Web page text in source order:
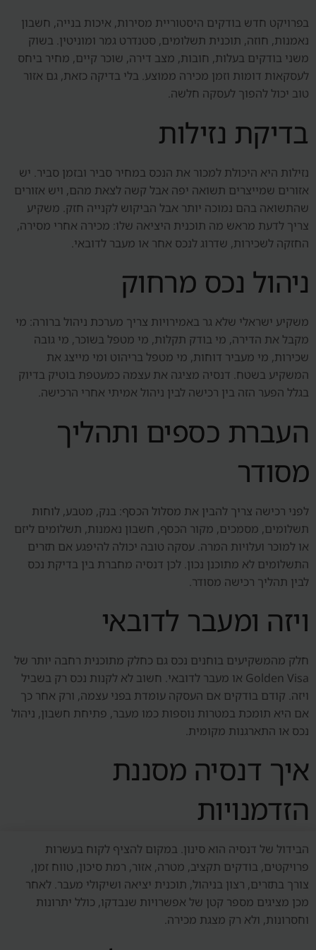
בפרויקט חדש בודקים היסטוריית מסירות, איכות בנייה, חשבון
נאמנות, חוזה, תוכנית תשלומים, סטנדרט גמר ומוניטין. בשוק
משני בודקים בעלות, חובות, מצב דירה, שוכר קיים, מחיר ביחס
לעסקאות דומות וזמן מכירה ממוצע. בלי בדיקה כזאת, גם אזור
טוב יכול להפוך לעסקה חלשה.
בדיקת נזילות
נזילות היא היכולת למכור את הנכס במחיר סביר ובזמן סביר. יש
אזורים שמייצרים תשואה יפה אבל קשה לצאת מהם, ויש אזורים
שהתשואה בהם נמוכה יותר אבל הביקוש לקנייה חזק. משקיע
צריך לדעת מראש מה תוכנית היציאה שלו: מכירה אחרי מסירה,
החזקה לשכירות, שדרוג לנכס אחר או מעבר לדובאי.
ניהול נכס מרחוק
משקיע ישראלי שלא גר באמירויות צריך מערכת ניהול ברורה: מי
מקבל את הדירה, מי בודק תקלות, מי מטפל בשוכר, מי גובה
שכירות, מי מעביר דוחות, מי מטפל בריהוט ומי מייצג את
המשקיע בשטח. דנסיה מציגה את עצמה כמעטפת בוטיק בדיוק
בגלל הפער הזה בין רכישה לבין ניהול אמיתי אחרי הרכישה.
העברת כספים ותהליך
מסודר
לפני רכישה צריך להבין את מסלול הכסף: בנק, מטבע, לוחות
תשלומים, מסמכים, מקור הכסף, חשבון נאמנות, תשלומים ליזם
או למוכר ועלויות המרה. עסקה טובה יכולה להיפגע אם תזרים
התשלומים לא מתוכנן נכון. לכן דנסיה מחברת בין בדיקת נכס
לבין תהליך רכישה מסודר.
ויזה ומעבר לדובאי
חלק מהמשקיעים בוחנים נכס גם כחלק מתוכנית רחבה יותר של
Golden Visa או מעבר לדובאי. חשוב לא לקנות נכס רק בשביל
ויזה. קודם בודקים אם העסקה עומדת בפני עצמה, ורק אחר כך
אם היא תומכת במטרות נוספות כמו מעבר, פתיחת חשבון, ניהול
נכס או התארגנות מקומית.
איך דנסיה מסננת
הזדמנויות
הבידול של דנסיה הוא סינון. במקום להציף לקוח בעשרות
פרויקטים, בודקים תקציב, מטרה, אזור, רמת סיכון, טווח זמן,
צורך בתזרים, רצון בניהול, תוכנית יציאה ושיקולי מעבר. לאחר
מכן מציגים מספר קטן של אפשרויות שנבדקו, כולל יתרונות
וחסרונות, ולא רק מצגת מכירה.